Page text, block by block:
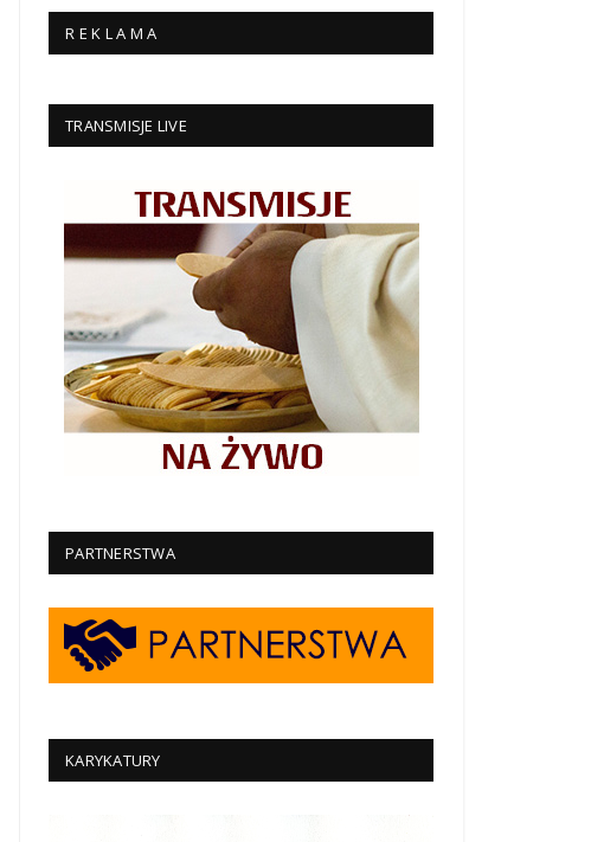
R E K L A M A
TRANSMISJE LIVE
PARTNERSTWA
KARYKATURY